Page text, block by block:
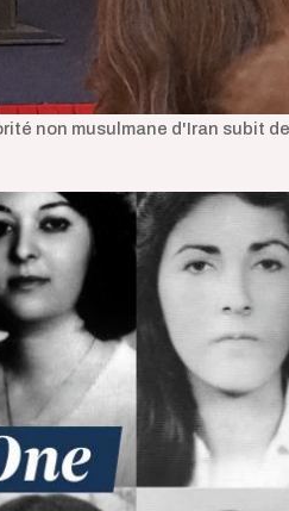
non musulmane d'Iran subit